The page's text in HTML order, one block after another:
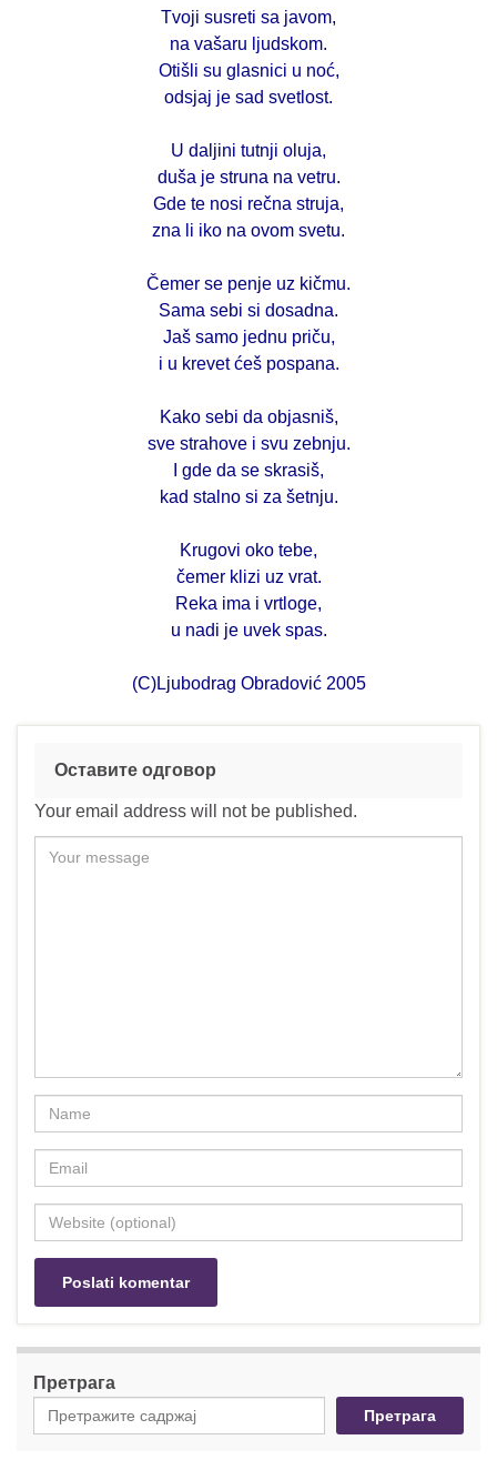
Tvoji susreti sa javom,
na vašaru ljudskom.
Otišli su glasnici u noć,
odsjaj je sad svetlost.
U daljini tutnji oluja,
duša je struna na vetru.
Gde te nosi rečna struja,
zna li iko na ovom svetu.
Čemer se penje uz kičmu.
Sama sebi si dosadna.
Jaš samo jednu priču,
i u krevet ćeš pospana.
Kako sebi da objasniš,
sve strahove i svu zebnju.
I gde da se skrasiš,
kad stalno si za šetnju.
Krugovi oko tebe,
čemer klizi uz vrat.
Reka ima i vrtloge,
u nadi je uvek spas.
(C)Ljubodrag Obradović 2005
Оставите одговор
Your email address will not be published.
Претрага
Претрага